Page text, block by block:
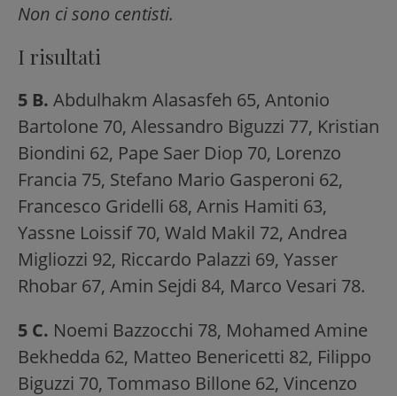
Non ci sono centisti.
I risultati
5 B. Abdulhakm Alasasfeh 65, Antonio
Bartolone 70, Alessandro Biguzzi 77, Kristian
Biondini 62, Pape Saer Diop 70, Lorenzo
Francia 75, Stefano Mario Gasperoni 62,
Francesco Gridelli 68, Arnis Hamiti 63,
Yassne Loissif 70, Wald Makil 72, Andrea
Migliozzi 92, Riccardo Palazzi 69, Yasser
Rhobar 67, Amin Sejdi 84, Marco Vesari 78.
5 C. Noemi Bazzocchi 78, Mohamed Amine
Bekhedda 62, Matteo Benericetti 82, Filippo
Biguzzi 70, Tommaso Billone 62, Vincenzo